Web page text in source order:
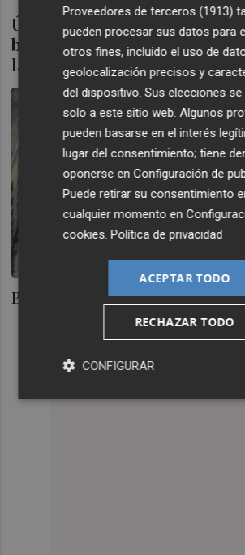
Último ejercicio de Ruralcaja:
beneficio por ingresos extra
las dotaciones
Banco de Valencia, al borde de
Proveedores de terceros (1913)
pueden procesar sus datos para
otros fines, incluido el uso de
geolocalización precisos y
del dispositivo. Sus elecciones se
solo a este sitio web. Algunos
pueden basarse en el interés
lugar del consentimiento; tiene
oponerse enConfiguración de
Puede retirar su consentimiento
cualquier momento en
cookies.Política de privacidad
ACEPTAR TODO
RECHAZAR TODO
CONFIGURAR